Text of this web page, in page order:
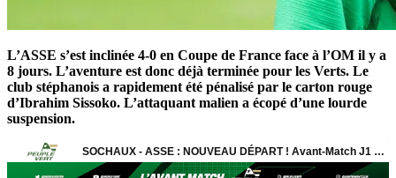
L’ASSE s’est inclinée 4-0 en Coupe de France face à l’OM il y a
8 jours. L’aventure est donc déjà terminée pour les Verts. Le
club stéphanois a rapidement été pénalisé par le carton rouge
d’Ibrahim Sissoko. L’attaquant malien a écopé d’une lourde
suspension.